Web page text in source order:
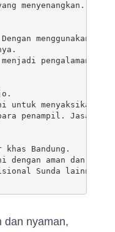
menyenangkan.
pengalaman
menyaksikan
penampil. Jasa
Bandung.
aman dan
Sunda lainnya.
dan nyaman,